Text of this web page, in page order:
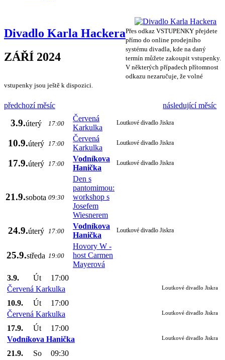
Divadlo Karla Hackera
ZÁŘÍ 2024
Přes odkaz VSTUPENKY přejdete
přímo do online prodejního
systému divadla, kde na daný
termín můžete zakoupit vstupenky.
V některých případech přítomnost
odkazu nezaručuje, že volné
vstupenky jsou ještě k dispozici.
předchozí měsíc následující měsíc
3.9.úterý 17:00
Červená
Karkulka
Loutkové divadlo Jiskra
10.9.úterý 17:00
Červená
Karkulka
Loutkové divadlo Jiskra
17.9.úterý 17:00
Vodníkova
Hanička
Loutkové divadlo Jiskra
21.9.sobota 09:30
Den s
pantomimou:
workshop s
Josefem
Wiesnerem
24.9.úterý 17:00
Vodníkova
Hanička
Loutkové divadlo Jiskra
25.9.středa 19:00
Hovory W -
host Carmen
Mayerová
3.9.
Út
17:00
Červená Karkulka
Loutkové divadlo Jiskra
10.9. Út
17:00
Červená Karkulka
Loutkové divadlo Jiskra
17.9. Út
17:00
Vodníkova Hanička
Loutkové divadlo Jiskra
21.9. So
09:30